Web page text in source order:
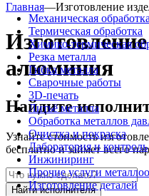
Механическая обработка
Термическая обработка
Химико-термическая
Резка металла
Гибка металла
Сварочные работы
3D-печать
Литьё металла
Обработка металлов
Очистка и покраска
Лаборатория и контроль
Инжиниринг
Прочие услуги
Изготовление деталей
Главная—Изготовление
алюминия
Найдите
Узнайте стоимость
бесплатно и займет всего
Найти исполнителя